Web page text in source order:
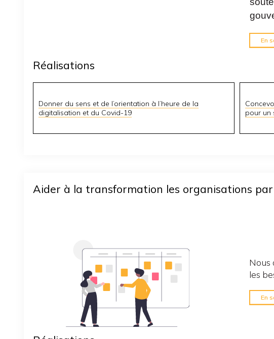
En
Réalisations
Donner du sens et de l’orientation à l’heure de la
digitalisation et du Covid-19
pour un
Aider à la transformation les organisations
Nous
les
En